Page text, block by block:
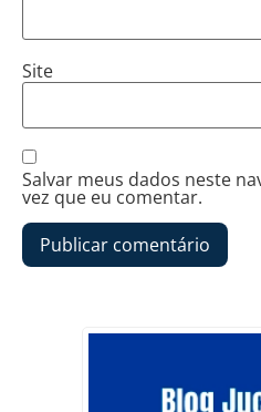
Site
Salvar meus dados neste
vez que eu comentar.